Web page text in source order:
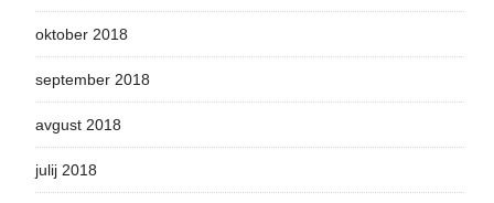
oktober 2018
september 2018
avgust 2018
julij 2018